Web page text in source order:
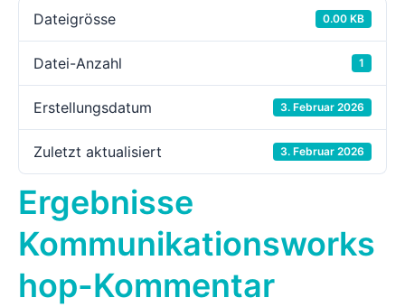
Mediathek
Kontakt
Partner
Dateigrösse 0.00 KB
Datei-Anzahl 1
Erstellungsdatum 3. Februar 2026
Zuletzt aktualisiert 3. Februar 2026
Ergebnisse
Kommunikationsworks
hop-Kommentar